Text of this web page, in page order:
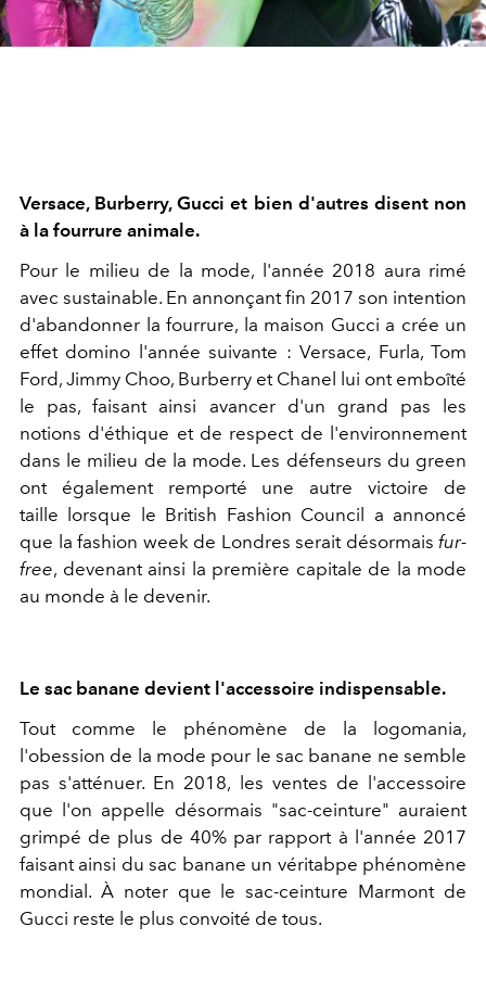
Versace, Burberry, Gucci et bien d'autres disent non
à la fourrure animale.
Pour le milieu de la mode, l'année 2018 aura rimé
avec sustainable. En annonçant fin 2017 son intention
d'abandonner la fourrure, la maison Gucci a crée un
effet domino l'année suivante : Versace, Furla, Tom
Ford, Jimmy Choo, Burberry et Chanel lui ont emboîté
le pas, faisant ainsi avancer d'un grand pas les
notions d'éthique et de respect de l'environnement
dans le milieu de la mode. Les défenseurs du green
ont également remporté une autre victoire de
taille lorsque le British Fashion Council a annoncé
que la fashion week de Londres serait désormais fur-
free, devenant ainsi la première capitale de la mode
au monde à le devenir.
Le sac banane devient l'accessoire indispensable.
Tout comme le phénomène de la logomania,
l'obession de la mode pour le sac banane ne semble
pas s'atténuer. En 2018, les ventes de l'accessoire
que l'on appelle désormais "sac-ceinture" auraient
grimpé de plus de 40% par rapport à l'année 2017
faisant ainsi du sac banane un véritabpe phénomène
mondial. À noter que le sac-ceinture Marmont de
Gucci reste le plus convoité de tous.